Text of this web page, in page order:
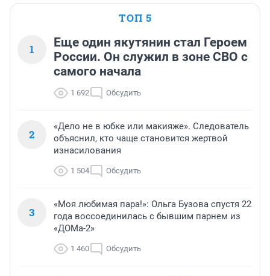
ТОП 5
1
Еще один якутянин стал Героем
России. Он служил в зоне СВО с
самого начала
1 692 Обсудить
2
«Дело не в юбке или макияже». Следователь
объяснил, кто чаще становится жертвой
изнасилования
1 504 Обсудить
3
«Моя любимая пара!»: Ольга Бузова спустя 22
года воссоединилась с бывшим парнем из
«ДОМа-2»
1 460 Обсудить